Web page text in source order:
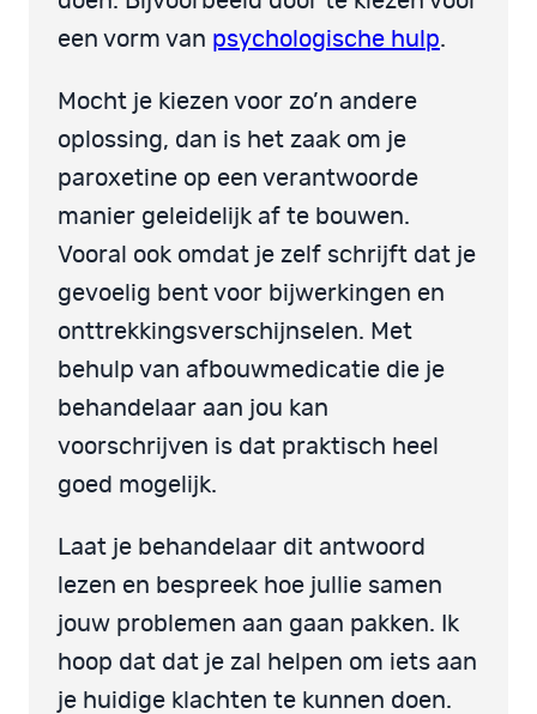
een vorm van psychologische hulp.
Mocht je kiezen voor zo’n andere
oplossing, dan is het zaak om je
paroxetine op een verantwoorde
manier geleidelijk af te bouwen.
Vooral ook omdat je zelf schrijft dat je
gevoelig bent voor bijwerkingen en
onttrekkingsverschijnselen. Met
behulp van afbouwmedicatie die je
behandelaar aan jou kan
voorschrijven is dat praktisch heel
goed mogelijk.
Laat je behandelaar dit antwoord
lezen en bespreek hoe jullie samen
jouw problemen aan gaan pakken. Ik
hoop dat dat je zal helpen om iets aan
je huidige klachten te kunnen doen.